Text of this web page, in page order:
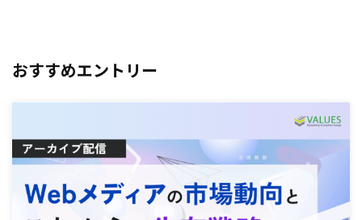
おすすめエントリー